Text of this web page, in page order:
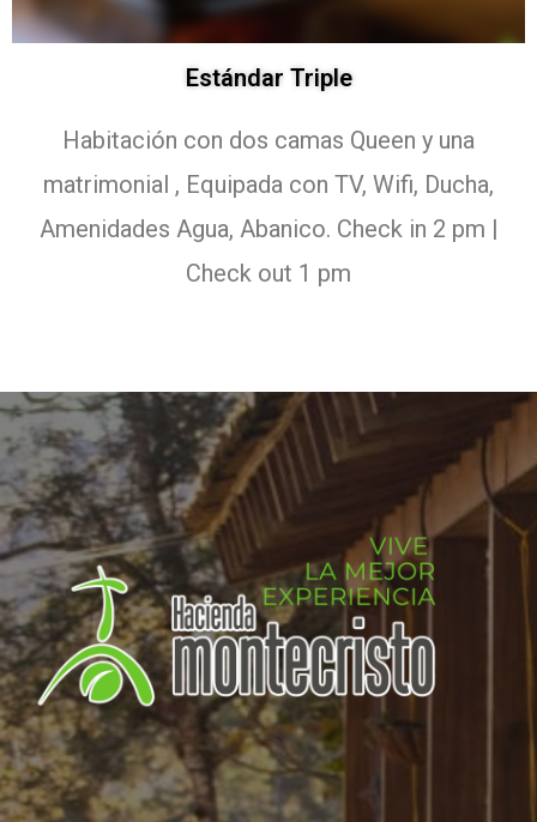
Estándar Triple
Habitación con dos camas Queen y una
matrimonial , Equipada con TV, Wifi, Ducha,
Amenidades Agua, Abanico. Check in 2 pm |
Check out 1 pm